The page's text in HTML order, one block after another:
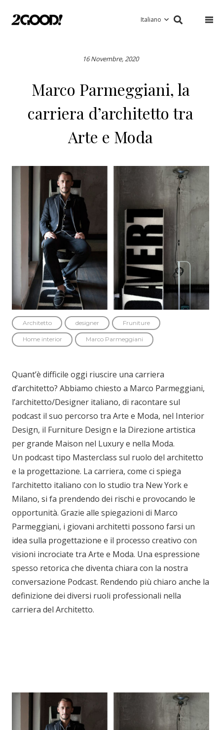
Italiano
16 Novembre, 2020
Marco Parmeggiani, la
carriera d’architetto tra
Arte e Moda
Architetto designer Fruniture
Home interior Marco Parmeggiani
Quant’è difficile oggi riuscire una carriera
d’architetto? Abbiamo chiesto a Marco Parmeggiani,
l’architetto/Designer italiano, di racontare sul
podcast il suo percorso tra Arte e Moda, nel Interior
Design, il Furniture Design e la Direzione artistica
per grande Maison nel Luxury e nella Moda.
Un podcast tipo Masterclass sul ruolo del architetto
e la progettazione. La carriera, come ci spiega
l’architetto italiano con lo studio tra New York e
Milano, si fa prendendo dei rischi e provocando le
opportunità. Grazie alle spiegazioni di Marco
Parmeggiani, i giovani architetti possono farsi un
idea sulla progettazione e il processo creativo con
visioni incrociate tra Arte e Moda. Una espressione
spesso retorica che diventa chiara con la nostra
conversazione Podcast. Rendendo più chiaro anche la
definizione dei diversi ruoli professionali nella
carriera del Architetto.